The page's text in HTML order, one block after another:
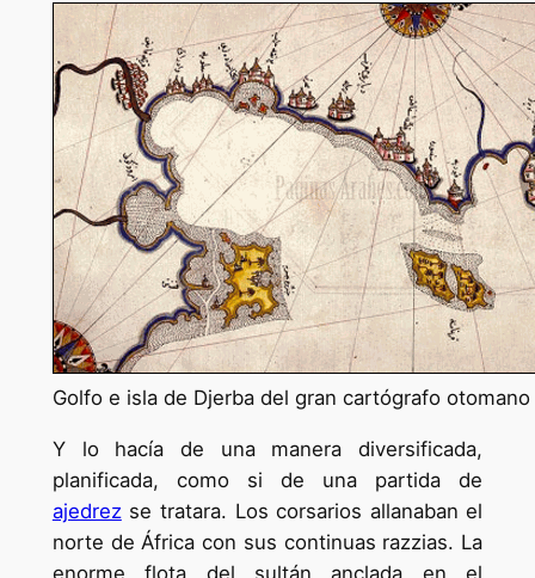
Golfo e isla de Djerba del gran cartógrafo otomano
Y lo hacía de una manera diversificada,
planificada, como si de una partida de
ajedrezse tratara. Los corsarios allanaban el
norte de África con sus continuas razzias. La